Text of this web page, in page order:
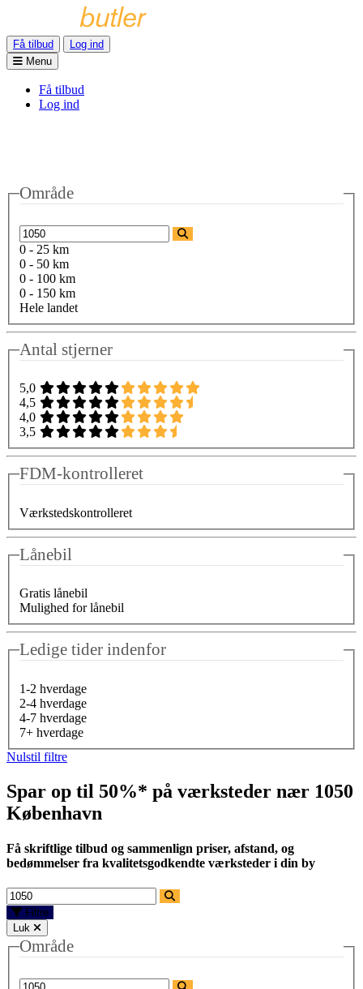
Få tilbud
Log ind
Menu
Få tilbud
Log ind
Område
0 - 25 km
0 - 50 km
0 - 100 km
0 - 150 km
Hele landet
Antal stjerner
5,0
4,5
4,0
3,5
FDM-kontrolleret
Værkstedskontrolleret
Lånebil
Gratis lånebil
Mulighed for lånebil
Ledige tider indenfor
1-2 hverdage
2-4 hverdage
4-7 hverdage
7+ hverdage
Nulstil filtre
Spar op til 50%* på værksteder nær 1050
København
Få skriftlige tilbud og sammenlign priser, afstand, og
bedømmelser fra kvalitetsgodkendte værksteder i din by
Filtre
Luk
Område